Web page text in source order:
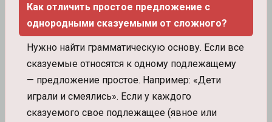
Как отличить простое предложение с
однородными сказуемыми от сложного?
Нужно найти грамматическую основу. Если все
сказуемые относятся к одному подлежащему
— предложение простое. Например: «Дети
играли и смеялись». Если у каждого
сказуемого свое подлежащее (явное или